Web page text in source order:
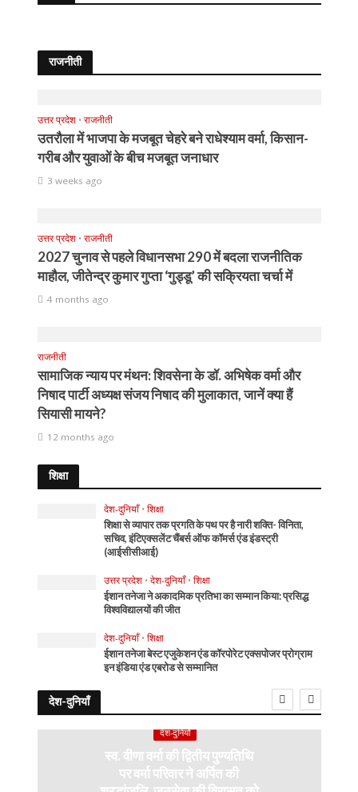
राजनीती
उत्तर प्रदेश • राजनीती
उतरौला में भाजपा के मजबूत चेहरे बने राधेश्याम वर्मा, किसान-
गरीब और युवाओं के बीच मजबूत जनाधार
3 weeks ago
उत्तर प्रदेश • राजनीती
2027 चुनाव से पहले विधानसभा 290 में बदला राजनीतिक
माहौल, जीतेन्द्र कुमार गुप्ता ‘गुड्डू’ की सक्रियता चर्चा में
4 months ago
राजनीती
सामाजिक न्याय पर मंथन: शिवसेना के डॉ. अभिषेक वर्मा और
निषाद पार्टी अध्यक्ष संजय निषाद की मुलाकात, जानें क्या हैं
सियासी मायने?
12 months ago
शिक्षा
देश-दुनियाँ • शिक्षा
शिक्षा से व्यापार तक प्रगति के पथ पर है नारी शक्ति- विनिता,
सचिव, इंटिएक्सलेंट चैंबर्स ऑफ कॉमर्स एंड इंडस्ट्री
(आईसीसीआई)
उत्तर प्रदेश • देश-दुनियाँ • शिक्षा
ईशान तनेजा ने अकादमिक प्रतिभा का सम्मान किया: प्रसिद्ध
विश्वविद्यालयों की जीत
देश-दुनियाँ • शिक्षा
ईशान तनेजा बेस्ट एजुकेशन एंड कॉरपोरेट एक्सपोजर प्रोग्राम
इन इंडिया एंड एबरोड से सम्मानित
देश-दुनियाँ
देश-दुनियाँ
स्व. वीणा वर्मा की द्वितीय पुण्यतिथि
पर वर्मा परिवार ने अर्पित की